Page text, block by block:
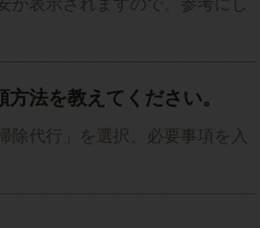
が表示されますので、参考にし
法を教えてください。
除代行」を選択、必要事項を入